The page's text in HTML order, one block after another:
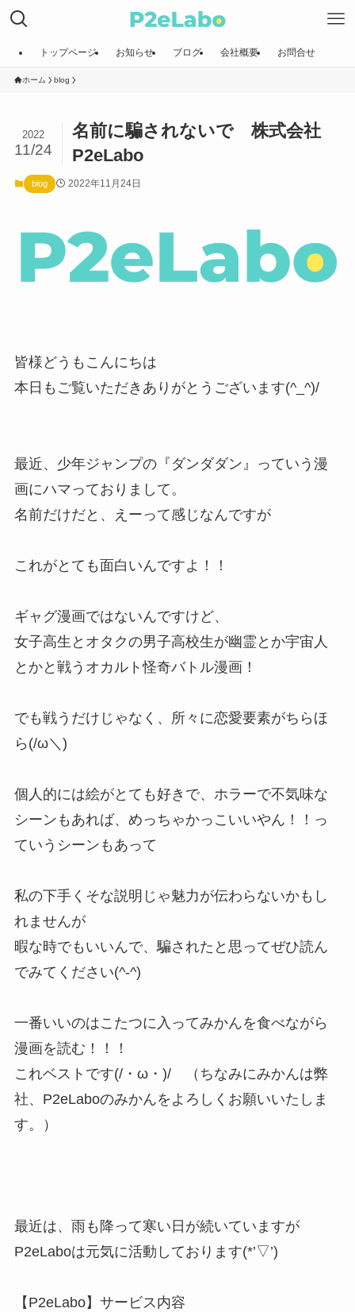
トップページ お知らせ ブログ 会社概要 お問合せ
ホーム blog
名前に騙されないで 株式会社
P2eLabo
2022
11/24
blog 2022年11月24日
皆様どうもこんにちは
本日もご覧いただきありがとうございます(^_^)/
最近、少年ジャンプの『ダンダダン』っていう漫
画にハマっておりまして。
名前だけだと、えーって感じなんですが
これがとても面白いんですよ！！
ギャグ漫画ではないんですけど、
女子高生とオタクの男子高校生が幽霊とか宇宙人
とかと戦うオカルト怪奇バトル漫画！
でも戦うだけじゃなく、所々に恋愛要素がちらほ
ら(/ω＼)
個人的には絵がとても好きで、ホラーで不気味な
シーンもあれば、めっちゃかっこいいやん！！っ
ていうシーンもあって
私の下手くそな説明じゃ魅力が伝わらないかもし
れませんが
暇な時でもいいんで、騙されたと思ってぜひ読ん
でみてください(^-^)
一番いいのはこたつに入ってみかんを食べながら
漫画を読む！！！
これベストです(/・ω・)/ （ちなみにみかんは弊
社、P2eLaboのみかんをよろしくお願いいたしま
す。）
最近は、雨も降って寒い日が続いていますが
P2eLaboは元気に活動しております(*’▽’)
【P2eLabo】サービス内容